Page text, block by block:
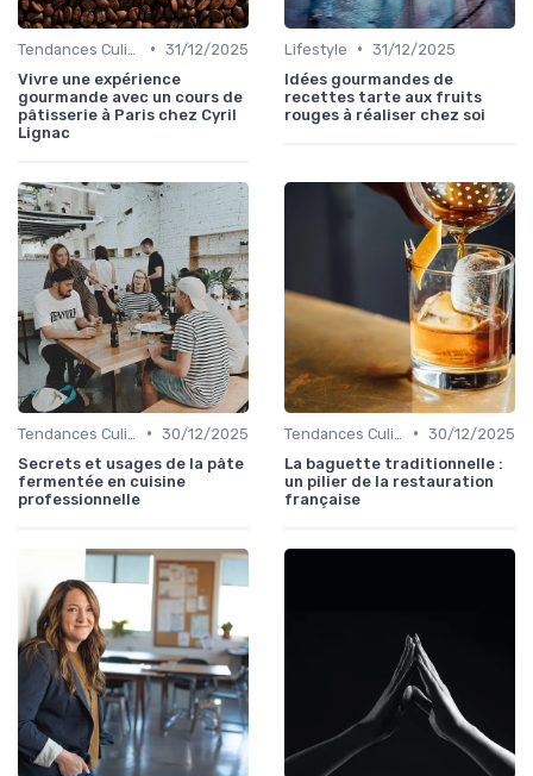
• 31/12/2025
Vivre une expérience
gourmande avec un cours de
pâtisserie à Paris chez Cyril
Lignac
Lifestyle • 31/12/2025
Idées gourmandes de
recettes tarte aux fruits
rouges à réaliser chez soi
• 30/12/2025
Secrets et usages de la pâte
fermentée en cuisine
professionnelle
• 30/12/2025
La baguette traditionnelle :
un pilier de la restauration
française